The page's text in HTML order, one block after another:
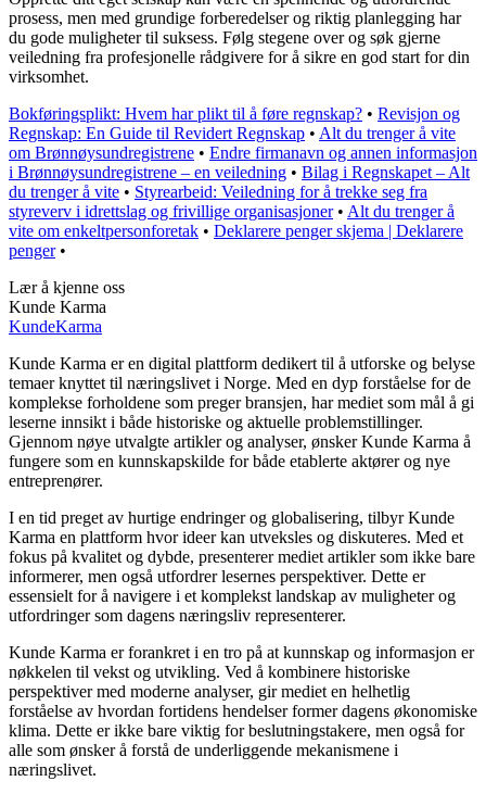
prosess, men med grundige forberedelser og riktig planlegging har
du gode muligheter til suksess. Følg stegene over og søk gjerne
veiledning fra profesjonelle rådgivere for å sikre en god start for din
virksomhet.
Bokføringsplikt: Hvem har plikt til å føre regnskap? • Revisjon og
Regnskap: En Guide til Revidert Regnskap • Alt du trenger å vite
om Brønnøysundregistrene • Endre firmanavn og annen informasjon
i Brønnøysundregistrene – en veiledning • Bilag i Regnskapet – Alt
du trenger å vite • Styrearbeid: Veiledning for å trekke seg fra
styreverv i idrettslag og frivillige organisasjoner• Alt du trenger å
vite om enkeltpersonforetak • Deklarere penger skjema | Deklarere
penger•
Lær å kjenne oss
Kunde Karma
KundeKarma
Kunde Karma er en digital plattform dedikert til å utforske og belyse
temaer knyttet til næringslivet i Norge. Med en dyp forståelse for de
komplekse forholdene som preger bransjen, har mediet som mål å gi
leserne innsikt i både historiske og aktuelle problemstillinger.
Gjennom nøye utvalgte artikler og analyser, ønsker Kunde Karma å
fungere som en kunnskapskilde for både etablerte aktører og nye
entreprenører.
I en tid preget av hurtige endringer og globalisering, tilbyr Kunde
Karma en plattform hvor ideer kan utveksles og diskuteres. Med et
fokus på kvalitet og dybde, presenterer mediet artikler som ikke bare
informerer, men også utfordrer lesernes perspektiver. Dette er
essensielt for å navigere i et komplekst landskap av muligheter og
utfordringer som dagens næringsliv representerer.
Kunde Karma er forankret i en tro på at kunnskap og informasjon er
nøkkelen til vekst og utvikling. Ved å kombinere historiske
perspektiver med moderne analyser, gir mediet en helhetlig
forståelse av hvordan fortidens hendelser former dagens økonomiske
klima. Dette er ikke bare viktig for beslutningstakere, men også for
alle som ønsker å forstå de underliggende mekanismene i
næringslivet.